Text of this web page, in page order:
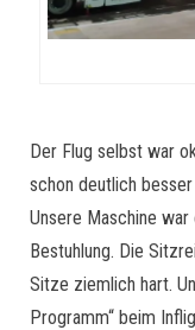
Der Flug selbst war
schon deutlich
Unsere Maschine
Bestuhlung. Die
Sitze ziemlich hart.
Programm“ beim